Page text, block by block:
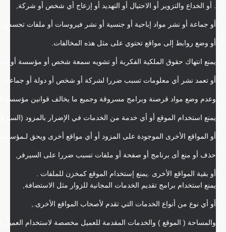
. أو الخداع والتزوير أو الاحتيال أو التهديد أو إزعاج أي شخص أو شركة,
أو جماعة أو نشر مواد إباحية أو جنسية أو نشر فيروسات أو ملفات تجسس
أو وضع روابط إلى مواقع تحتوي على مثل هذه المخالفات.
يمنع انتهاك حقوق الملكية الفكرية أو تشويه سمعة شخص أو مؤسسة أو
أو تعمد نشر أي معلومات تسبب ضررا لشركة أو شخص أو دولة أو جماعة,
وعدم وضع مواد قرصنة وبرامج مسروقة وجميع ما يخالف قوانين مؤسسة
يمنع استخدام الموقع أو أي خدمة من الخدمات في الإضرار بالمزود
أو المواقع الأخرى الموجودة على المزود أو أي مواقع أخرى ويحق لـمؤسسة
حذف أو منع أى برنامج أو صفحة أو ملفات تسبب ضررا على السيرفر,
أو بقية المواقع الأخرى .يمنع إستخدام الموقع كمخزن للملفات .
يمنع استخدام برامج تقديم الخدمات المجانية للزوار مثل الاستضافة,
أو أي نوع من أنواع الخدمات التي تقدم لأصحاب المواقع الأخرى.,
والمساحة ( الموقع ) والخدمات المقدمة للعميل مخصصة لاستخدام